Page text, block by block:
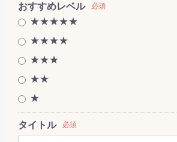
おすすめレベル 必須
★★★★★
★★★★
★★★
★★
★
タイトル 必須